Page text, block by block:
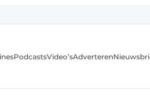
PodcastsVideo’sAdverteren